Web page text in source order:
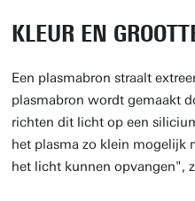
KLEUR EN
Een plasmabron straalt
plasmabron wordt gemaakt
richten dit licht op een
het plasma zo klein mogelijk
het licht kunnen opvangen",